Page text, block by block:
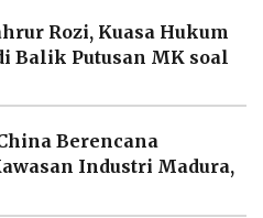
Rozi, Kuasa Hukum
Balik Putusan MK soal
Berencana
Industri Madura,